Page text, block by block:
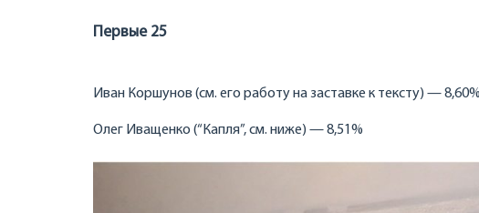
Первые 25
Иван Коршунов (см. его работу на заставке к тексту) — 8,60%
Олег Иващенко (“Капля”, см. ниже) — 8,51%